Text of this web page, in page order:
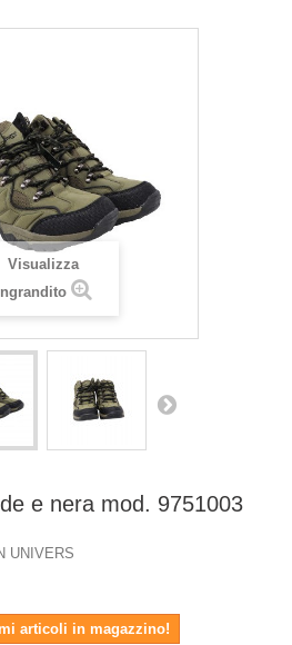
Visualizza
e nera mod. 9751003
UNIVERS
articoli in magazzino!